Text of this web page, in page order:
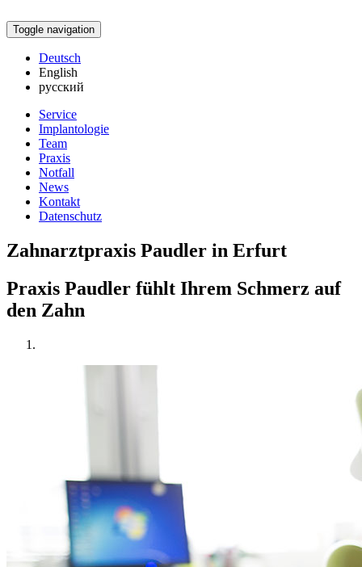
Toggle navigation
Deutsch
English
русский
Service
Implantologie
Team
Praxis
Notfall
News
Kontakt
Datenschutz
Zahnarztpraxis Paudler in Erfurt
Praxis Paudler fühlt Ihrem Schmerz auf
den Zahn